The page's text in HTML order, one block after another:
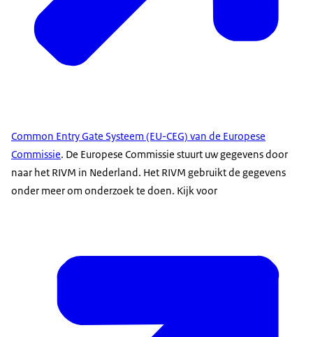
Common Entry Gate Systeem (EU-CEG) van de Europese
Commissie. De Europese Commissie stuurt uw gegevens door
naar het RIVM in Nederland. Het RIVM gebruikt de gegevens
onder meer om onderzoek te doen. Kijk voor